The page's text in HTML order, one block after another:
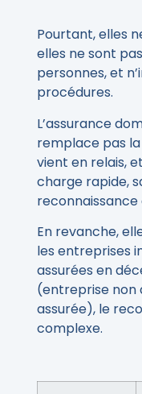
Pourtant, elles
elles ne sont
personnes, et
procédures.
L’assurance
remplace pas
vient en relais,
charge rapide,
reconnaissance
En revanche,
les entreprises
assurées en
(entreprise non
assurée), le
complexe.